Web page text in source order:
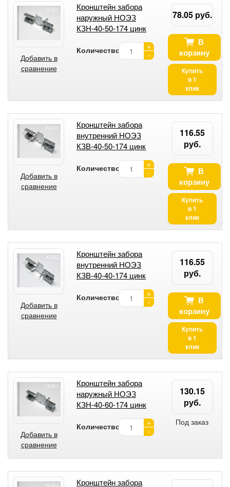
Добавить в
сравнение
Кронштейн забора
наружный НОЭЗ
КЗН-40-50-174 цинк
Количество:
+
-
78.05 руб.
В
корзину
Купить
в 1
клик
Добавить в
сравнение
Кронштейн забора
внутренний НОЭЗ
КЗВ-40-50-174 цинк
Количество:
+
-
116.55
руб.
В
корзину
Купить
в 1
клик
Добавить в
сравнение
Кронштейн забора
внутренний НОЭЗ
КЗВ-40-40-174 цинк
Количество:
+
-
116.55
руб.
В
корзину
Купить
в 1
клик
Добавить в
сравнение
Кронштейн забора
наружный НОЭЗ
КЗН-40-60-174 цинк
Количество:
+
-
130.15
руб.
Под заказ
Кронштейн забора